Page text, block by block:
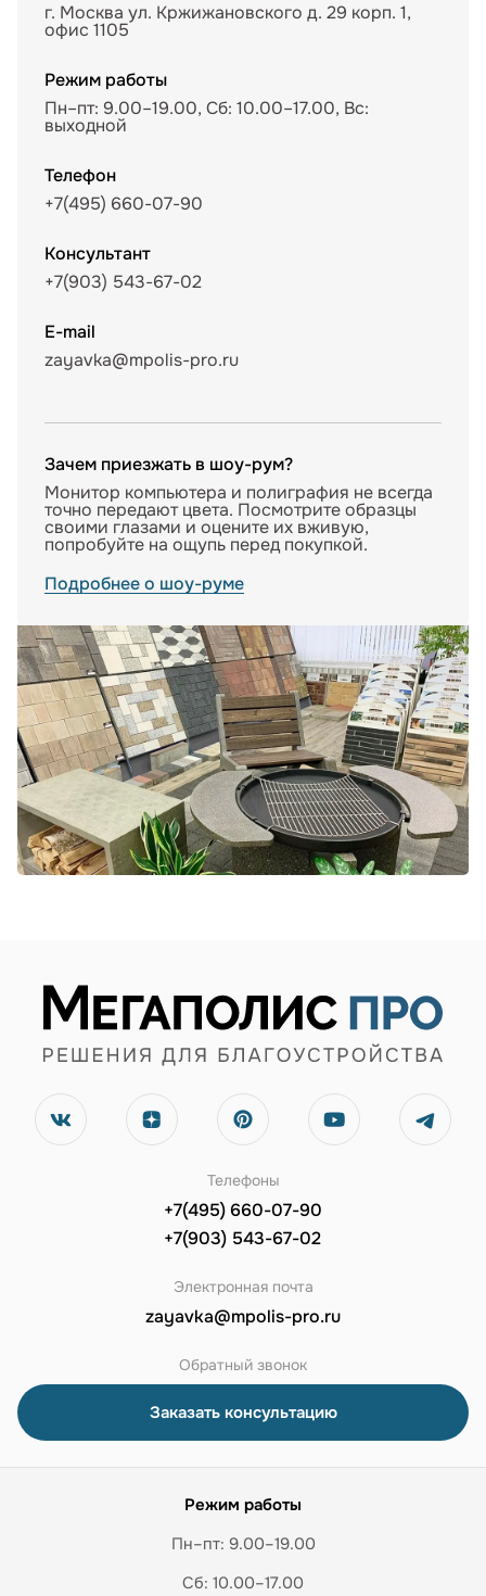
г. Москва ул. Кржижановского д. 29 корп. 1,
офис 1105
Режим работы
Пн–пт: 9.00–19.00, Сб: 10.00–17.00, Вс:
выходной
Телефон
+7(495) 660-07-90
Консультант
+7(903) 543-67-02
E-mail
zayavka@mpolis-pro.ru
Зачем приезжать в шоу-рум?
Монитор компьютера и полиграфия не всегда
точно передают цвета. Посмотрите образцы
своими глазами и оцените их вживую,
попробуйте на ощупь перед покупкой.
Подробнее о шоу-руме
Телефоны
+7(495) 660-07-90
+7(903) 543-67-02
Электронная почта
zayavka@mpolis-pro.ru
Обратный звонок
Заказать консультацию
Режим работы
Пн–пт: 9.00–19.00
Сб: 10.00–17.00